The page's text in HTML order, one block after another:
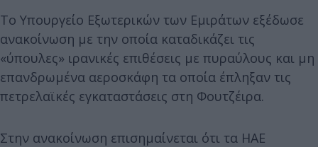
Το Υπουργείο Εξωτερικών των Εμιράτων εξέδωσε
ανακοίνωση με την οποία καταδικάζει τις
«ύπουλες» ιρανικές επιθέσεις με πυραύλους και μη
επανδρωμένα αεροσκάφη τα οποία έπληξαν τις
πετρελαϊκές εγκαταστάσεις στη Φουτζέιρα.
Στην ανακοίνωση επισημαίνεται ότι τα ΗΑΕ